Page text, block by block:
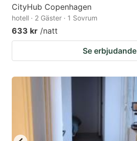
dates.
CityHub Copenhagen
hotell · 2 Gäster · 1 Sovrum
633 kr /natt
Se erbjudande